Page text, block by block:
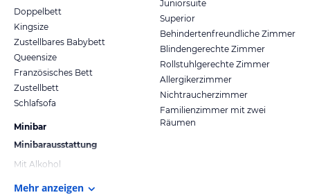
Doppelbett
Kingsize
Zustellbares Babybett
Queensize
Französisches Bett
Zustellbett
Schlafsofa
Minibar
Minibarausstattung
Mit Alkohol
Juniorsuite
Superior
Behindertenfreundliche Zimmer
Blindengerechte Zimmer
Rollstuhlgerechte Zimmer
Allergikerzimmer
Nichtraucherzimmer
Familienzimmer mit zwei
Räumen
Mehr anzeigen